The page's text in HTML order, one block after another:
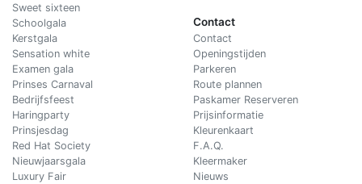
Sweet sixteen
Schoolgala
Kerstgala
Sensation white
Examen gala
Prinses Carnaval
Bedrijfsfeest
Haringparty
Prinsjesdag
Red Hat Society
Nieuwjaarsgala
Luxury Fair
Contact
Contact
Openingstijden
Parkeren
Route plannen
Paskamer Reserveren
Prijsinformatie
Kleurenkaart
F.A.Q.
Kleermaker
Nieuws